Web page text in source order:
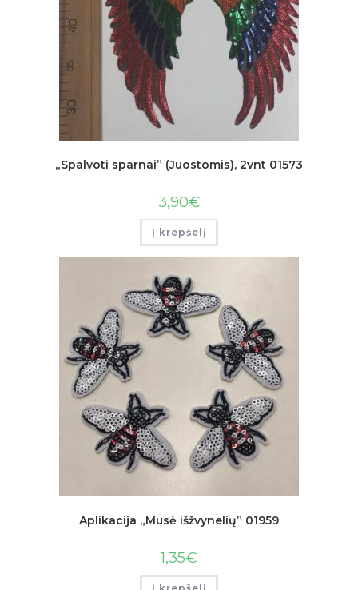
„Spalvoti sparnai” (Juostomis), 2vnt 01573
3,90€
Į krepšelį
Aplikacija „Musė išžvynelių” 01959
1,35€